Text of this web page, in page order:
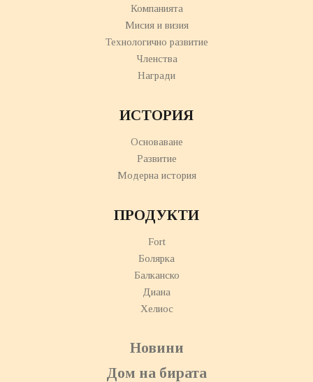
Компанията
Мисия и визия
Технологично развитие
Членства
Награди
ИСТОРИЯ
Основаване
Развитие
Модерна история
ПРОДУКТИ
Fort
Болярка
Балканско
Диана
Хелиос
Новини
Дом на бирата